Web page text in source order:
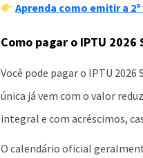
Aprenda como emitir a
Como pagar o IPTU
Você pode pagar o IPTU
única já vem com o valor
integral e com acréscimos,
O calendário oficial